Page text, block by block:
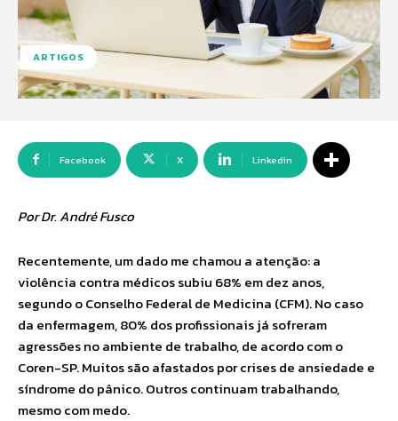
ARTIGOS
Facebook X Linkedin
Por Dr. André Fusco
Recentemente, um dado me chamou a atenção: a
violência contra médicos subiu 68% em dez anos,
segundo o Conselho Federal de Medicina (CFM). No caso
da enfermagem, 80% dos profissionais já sofreram
agressões no ambiente de trabalho, de acordo com o
Coren-SP. Muitos são afastados por crises de ansiedade e
síndrome do pânico. Outros continuam trabalhando,
mesmo com medo.